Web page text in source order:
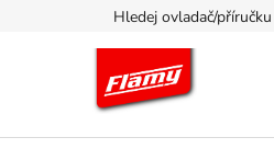
Hledej ovladač/příručku